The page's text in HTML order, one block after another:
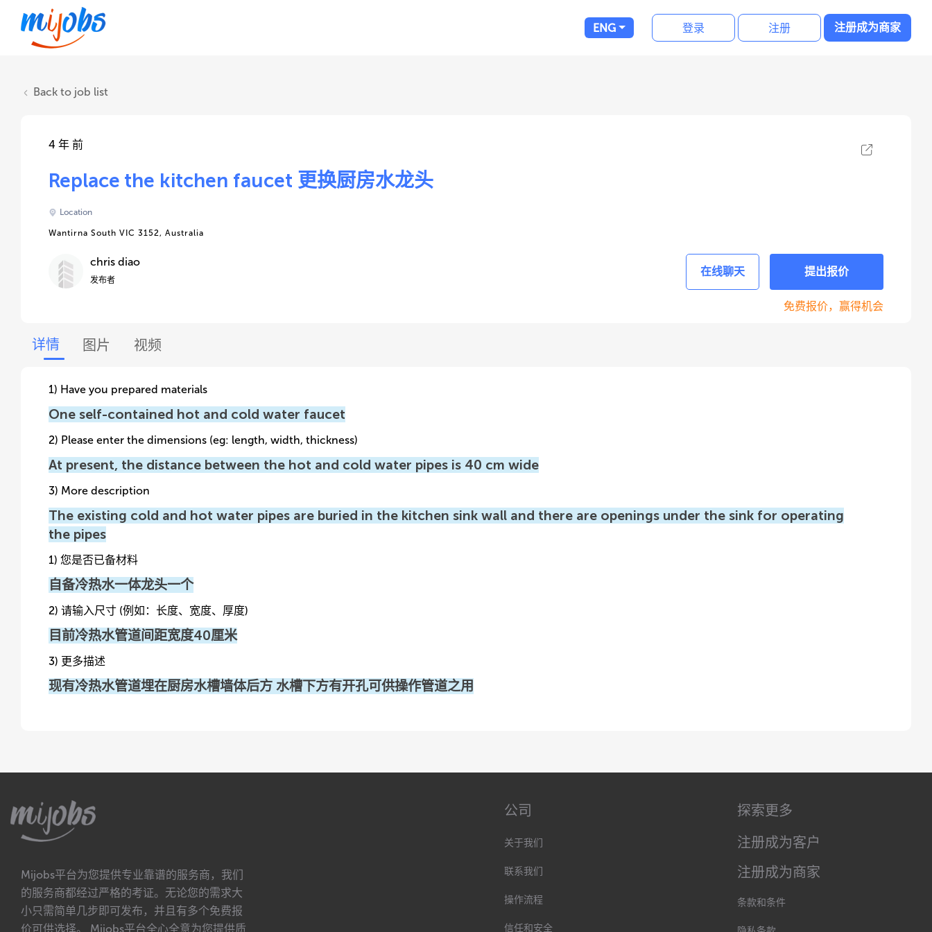
ENG 登录 注册 注册成为商家
Back to job list
4 年 前
Replace the kitchen faucet 更换厨房水龙头
Location
Wantirna South VIC 3152, Australia
chris diao
发布者
在线聊天 提出报价
免费报价，赢得机会
详情 图片 视频
1) Have you prepared materials
One self-contained hot and cold water faucet
2) Please enter the dimensions (eg: length, width, thickness)
At present, the distance between the hot and cold water pipes is 40 cm wide
3) More description
The existing cold and hot water pipes are buried in the kitchen sink wall and there are openings under the sink for operating
the pipes
1) 您是否已备材料
自备冷热水一体龙头一个
2) 请输入尺寸 (例如：长度、宽度、厚度)
目前冷热水管道间距宽度40厘米
3) 更多描述
现有冷热水管道埋在厨房水槽墙体后方 水槽下方有开孔可供操作管道之用
Mijobs平台为您提供专业靠谱的服务商，我们
的服务商都经过严格的考证。无论您的需求大
小只需简单几步即可发布，并且有多个免费报
价可供选择。 Mijobs平台全心全意为您提供质
公司
关于我们
联系我们
操作流程
信任和安全
探索更多
注册成为客户
注册成为商家
条款和条件